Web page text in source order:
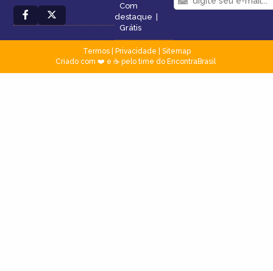
Com
destaque |
Grátis
Termos| Privacidade
Sitemap
Criado com ❤️ e ☕ pelo time do EncontraBrasil